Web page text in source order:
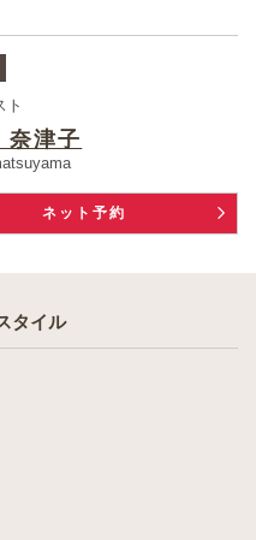
ト
奈津子
ネット予約
タイル